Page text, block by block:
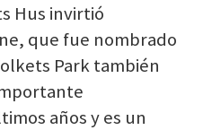
Hus invirtió
que fue nombrado
Park también
años y es un